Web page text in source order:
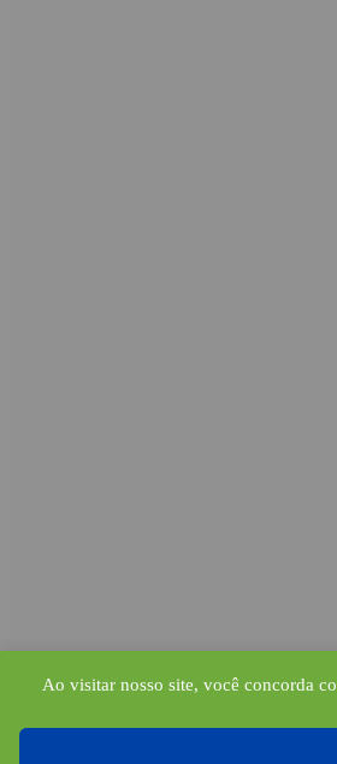
Ao visitar nosso site, você concorda